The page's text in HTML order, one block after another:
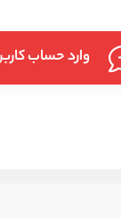
وارد حساب